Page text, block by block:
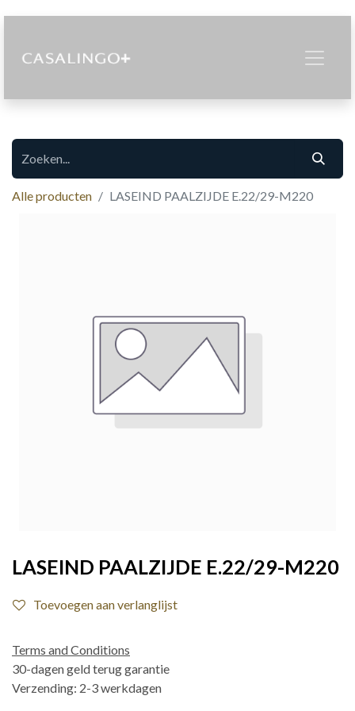
Alle producten LASEIND PAALZIJDE E.22/29-M220
LASEIND PAALZIJDE E.22/29-M220
Toevoegen aan verlanglijst
Terms and Conditions
30-dagen geld terug garantie
Verzending: 2-3 werkdagen